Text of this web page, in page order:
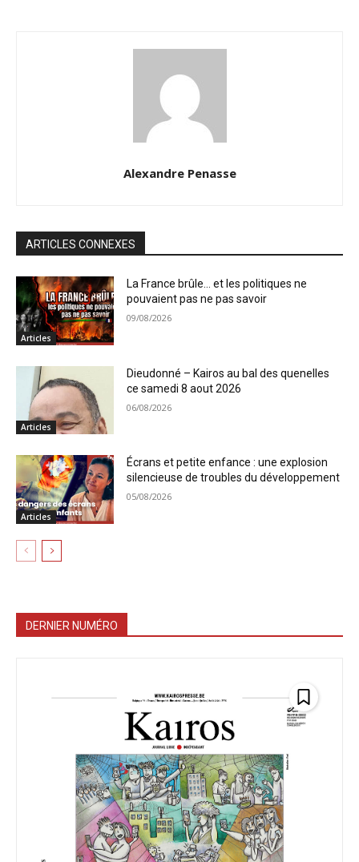
Alexandre Penasse
ARTICLES CONNEXES
Articles
La France brûle… et les politiques ne
pouvaient pas ne pas savoir
09/08/2026
Articles
Dieudonné – Kairos au bal des quenelles
ce samedi 8 aout 2026
06/08/2026
Articles
Écrans et petite enfance : une explosion
silencieuse de troubles du développement
05/08/2026
DERNIER NUMÉRO